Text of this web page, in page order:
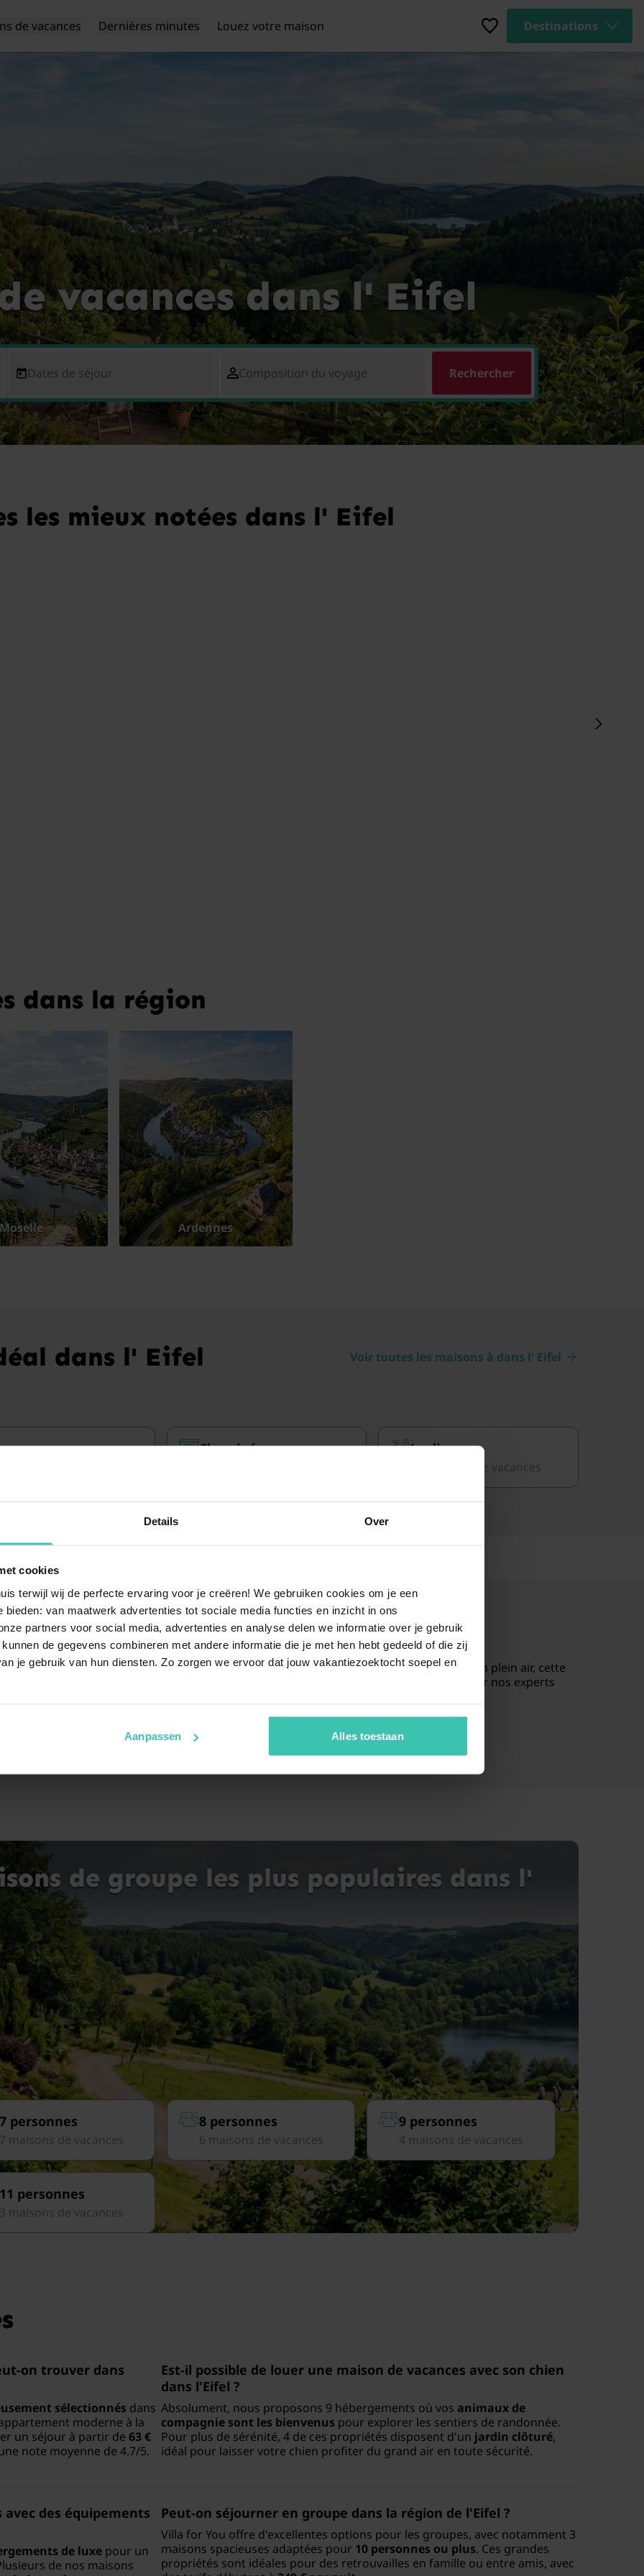
Details Over
cookies
terwijl wij de perfecte ervaring voor je creëren! We gebruiken cookies om je een
bieden: van maatwerk advertenties tot sociale media functies en inzicht in ons
partners voor social media, advertenties en analyse delen we informatie over je gebruik
de gegevens combineren met andere informatie die je met hen hebt gedeeld of die zij
je gebruik van hun diensten. Zo zorgen we ervoor dat jouw vakantiezoektocht soepel en
Aanpassen Alles toestaan
de vacances Dernières minutes Louez votre maison Destinations
vacances dans l' Eifel
Dates de séjour Composition du voyage Rechercher
les mieux notées dans l' Eifel
dans la région
Moselle Ardennes
dans l' Eifel Voir toutes les maisons à dans l' Eifel
Cheminée Jardin
16 maisons de vacances
dans l'Eifel : nature et détente
denses et lacs volcaniques. Que vous recherchiez le calme absolu ou des aventures en plein air, cette
for You vous propose des hébergements de qualité, soigneusement sélectionnés par nos experts
au cœur de l'Allemagne.
de groupe les plus populaires dans l'
personnes
7 maisons de vacances
8 personnes
6 maisons de vacances
9 personnes
4 maisons de vacances
personnes
3 maisons de vacances
on trouver dans
sélectionnés dans
moderne à la
un séjour à partir de 63 €
note moyenne de 4.7/5.
avec des équipements
de luxepour un
de nos maisons
Est-il possible de louer une maison de vacances avec son chien
dans l'Eifel ?
Absolument, nous proposons 9 hébergements où vos animaux de
compagnie sont les bienvenus pour explorer les sentiers de randonnée.
Pour plus de sérénité, 4 de ces propriétés disposent d'un jardin clôturé,
idéal pour laisser votre chien profiter du grand air en toute sécurité.
Peut-on séjourner en groupe dans la région de l'Eifel ?
Villa for You offre d'excellentes options pour les groupes, avec notamment 3
maisons spacieuses adaptées pour 10 personnes ou plus. Ces grandes
propriétés sont idéales pour des retrouvailles en famille ou entre amis, avec